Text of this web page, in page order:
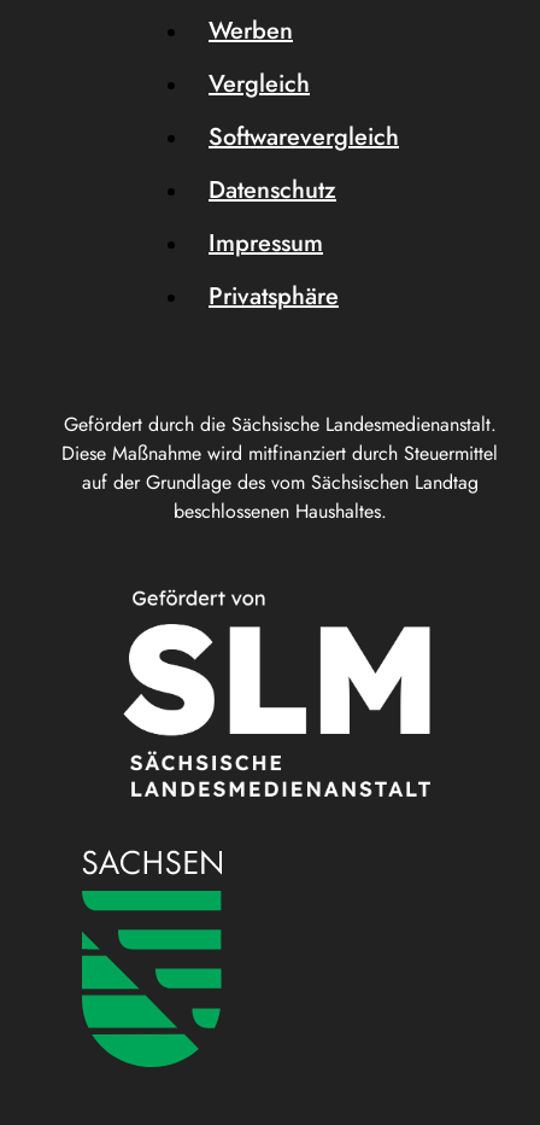
Gefördert durch die Sächsische Landesmedienanstalt.
Diese Maßnahme wird mitfinanziert durch Steuermittel
auf der Grundlage des vom Sächsischen Landtag
beschlossenen Haushaltes.
Werben
Vergleich
Softwarevergleich
Datenschutz
Impressum
Privatsphäre